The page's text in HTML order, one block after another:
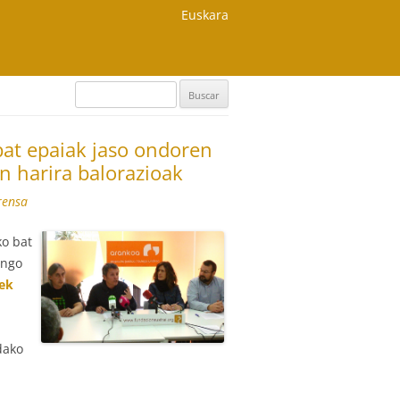
Euskara
Buscar:
epaiak jaso ondoren
harira balorazioak
bat